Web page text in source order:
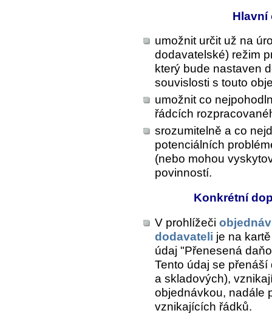
Hlavní
umožnit určit už na
dodavatelské) režim
který bude nastaven
souvislosti s touto
umožnit co
řádcích
srozumitelně a co
potenciálních
(nebo mohou
povinností.
Konkrétní
V prohlížeči
dodavateli je na
údaj "Přenesená
Tento údaj se
a skladových),
objednávkou, nadále
vznikajících řádků.